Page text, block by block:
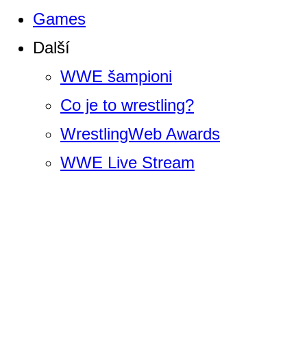
Games
Další
WWE šampioni
Co je to wrestling?
WrestlingWeb Awards
WWE Live Stream